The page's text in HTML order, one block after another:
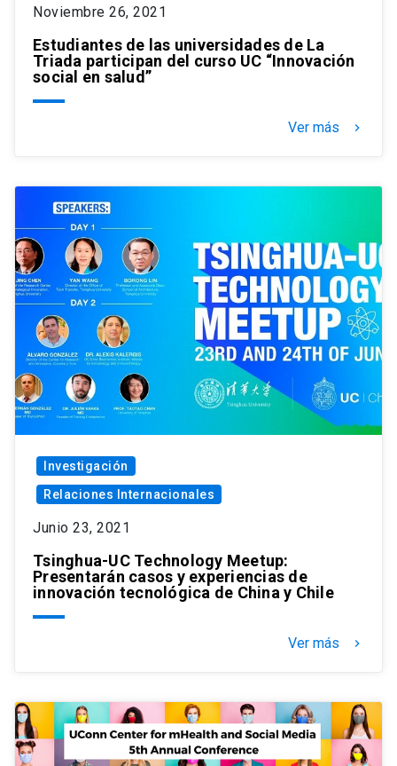
Noviembre 26, 2021
Estudiantes de las universidades de La
Triada participan del curso UC “Innovación
social en salud”
Ver más keyboard_arrow_right
Investigación
Relaciones Internacionales
Junio 23, 2021
Tsinghua-UC Technology Meetup:
Presentarán casos y experiencias de
innovación tecnológica de China y Chile
Ver más keyboard_arrow_right